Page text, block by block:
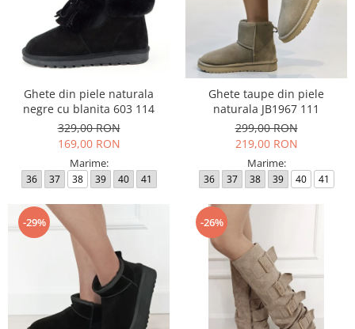
Ghete din piele naturala
negre cu blanita 603 114
329,00 RON
169,00 RON
Marime:
36 37 38 39 40 41
Ghete taupe din piele
naturala JB1967 111
299,00 RON
219,00 RON
Marime:
36 37 38 39 40 41
-29% -26%